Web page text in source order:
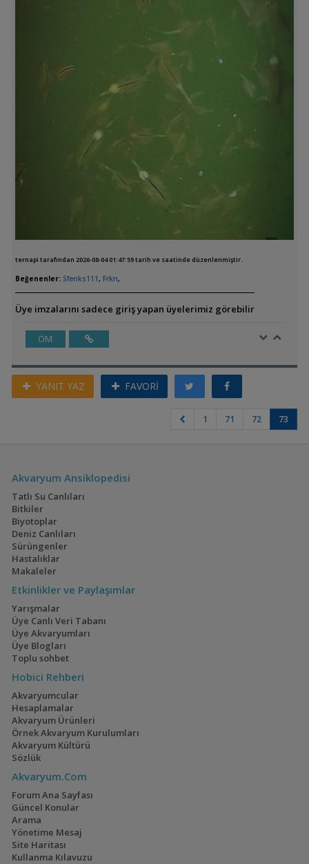
ternapi tarafından 2026-08-04 01:47:59 tarih ve saatinde düzenlenmiştir.
Beğenenler: Sfenks111 , Frkn,
Üye imzalarını sadece giriş yapan üyelerimiz görebilir
ÖM
YANIT YAZ FAVORİ
1 71 72 73
Akvaryum Ansiklopedisi
Tatlı Su Canlıları
Bitkiler
Biyotoplar
Deniz Canlıları
Sürüngenler
Hastalıklar
Makaleler
Etkinlikler ve Paylaşımlar
Yarışmalar
Üye Canlı Veri Tabanı
Üye Akvaryumları
Üye Blogları
Toplu sohbet
Hobici Rehberi
Akvaryumcular
Hesaplamalar
Akvaryum Ürünleri
Örnek Akvaryum Kurulumları
Akvaryum Kültürü
Sözlük
Akvaryum.Com
Forum Ana Sayfası
Güncel Konular
Arama
Yönetime Mesaj
Site Haritası
Kullanma Kılavuzu